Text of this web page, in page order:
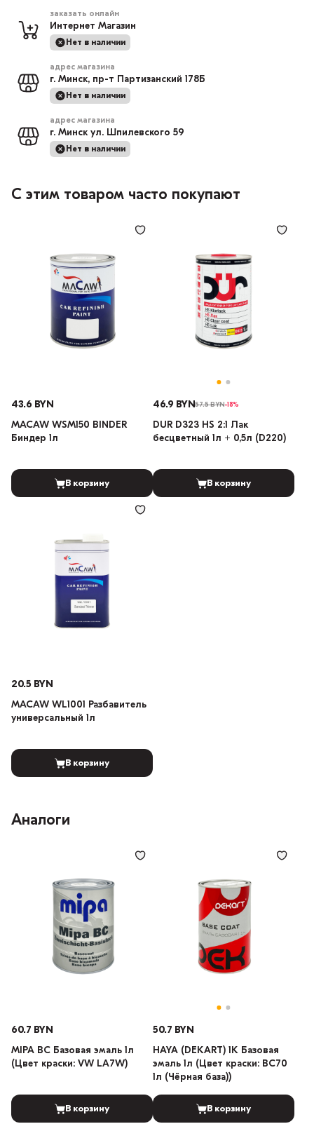
заказать онлайн
Интернет Магазин
Нет в наличии
адрес магазина
г. Минск, пр-т Партизанский 178Б
Нет в наличии
адрес магазина
г. Минск ул. Шпилевского 59
Нет в наличии
С этим товаром часто покупают
43.6 BYN
MACAW WSM150 BINDER
Биндер 1л
В корзину
46.9 BYN57.5 BYN-18%
DUR D323 HS 2:1 Лак
бесцветный 1л + 0,5л (D220)
В корзину
20.5 BYN
MACAW WL1001 Разбавитель
универсальный 1л
В корзину
Аналоги
60.7 BYN
MIPA BC Базовая эмаль 1л
(Цвет краски: VW LA7W)
В корзину
50.7 BYN
HAYA (DEKART) 1К Базовая
эмаль 1л (Цвет краски: BC70
1л (Чёрная база))
В корзину